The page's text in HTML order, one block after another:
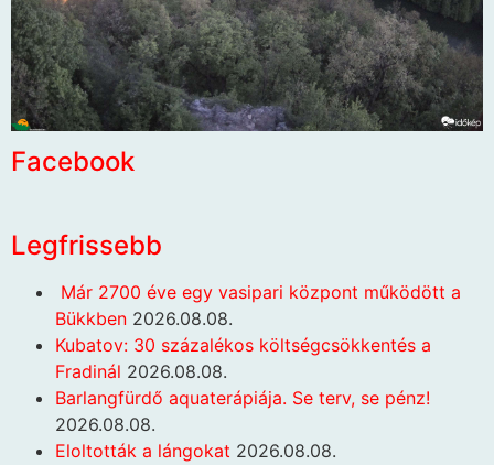
Facebook
Legfrissebb
Már 2700 éve egy vasipari központ működött a
Bükkben 2026.08.08.
Kubatov: 30 százalékos költségcsökkentés a
Fradinál 2026.08.08.
Barlangfürdő aquaterápiája. Se terv, se pénz!
2026.08.08.
Eloltották a lángokat 2026.08.08.